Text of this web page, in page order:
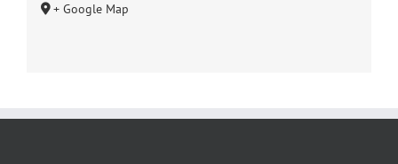
+ Google Map